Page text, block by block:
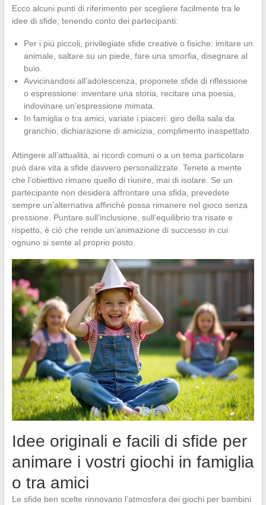
Ecco alcuni punti di riferimento per scegliere facilmente tra le
idee di sfide, tenendo conto dei partecipanti:
Per i più piccoli, privilegiate sfide creative o fisiche: imitare un
animale, saltare su un piede, fare una smorfia, disegnare al
buio.
Avvicinandosi all’adolescenza, proponete sfide di riflessione
o espressione: inventare una storia, recitare una poesia,
indovinare un’espressione mimata.
In famiglia o tra amici, variate i piaceri: giro della sala da
granchio, dichiarazione di amicizia, complimento inaspettato.
Attingere all’attualità, ai ricordi comuni o a un tema particolare
può dare vita a sfide davvero personalizzate. Tenete a mente
che l’obiettivo rimane quello di riunire, mai di isolare. Se un
partecipante non desidera affrontare una sfida, prevedete
sempre un’alternativa affinché possa rimanere nel gioco senza
pressione. Puntare sull’inclusione, sull’equilibrio tra risate e
rispetto, è ciò che rende un’animazione di successo in cui
ognuno si sente al proprio posto.
Idee originali e facili di sfide per
animare i vostri giochi in famiglia
o tra amici
Le sfide ben scelte rinnovano l’atmosfera dei giochi per bambini